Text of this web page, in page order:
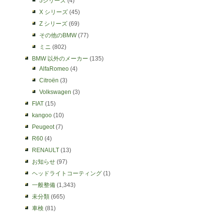
X シリーズ (45)
Z シリーズ (69)
その他のBMW(77)
ミニ (802)
BMW 以外のメーカー (135)
AlfaRomeo (4)
Citroën (3)
Volkswagen (3)
FIAT (15)
kangoo (10)
Peugeot(7)
R60 (4)
RENAULT (13)
お知らせ (97)
ヘッドライトコーティング (1)
一般整備 (1,343)
未分類 (665)
車検 (81)